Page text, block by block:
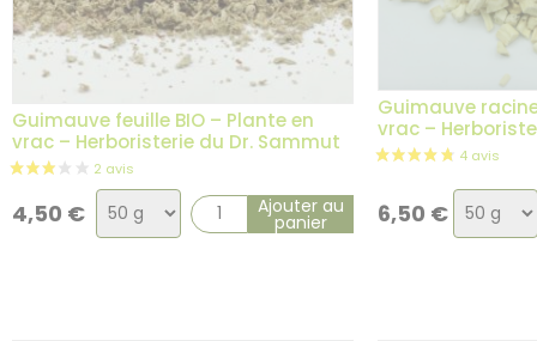
Guimauve feuille BIO – Plante en
vrac – Herboristerie du Dr. Sammut
4,50 €
Choix
de
Ajouter au
panier
Guimauve
vrac –
6,50 € Choix
de